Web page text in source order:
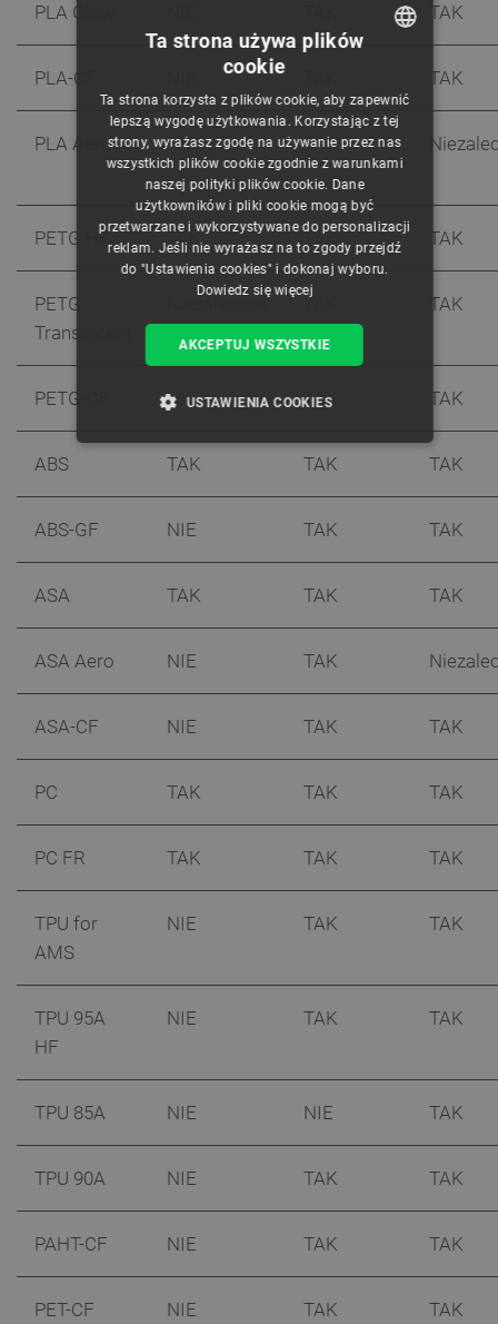
PLA Glow TAK
PLA-CF TAK
PLA Aero NIE TAK
PETG HF TAK TAK TAK
PETG
Translucent
Niezalecane TAK TAK
PETG-CF NIE TAK TAK
ABS TAK TAK TAK
ABS-GF NIE TAK TAK
ASA TAK TAK TAK
ASA Aero NIE TAK
ASA-CF NIE TAK TAK
PC TAK TAK TAK
PC FR TAK TAK TAK
TPU for
AMS
NIE TAK TAK
TPU 95A
HF
NIE TAK TAK
TPU 85A NIE NIE TAK
TPU 90A NIE TAK TAK
PAHT-CF NIE TAK TAK
PET-CF NIE TAK TAK
CZECH
ENGLISH
GERMAN
Ta strona używa plików
cookie
Ta strona korzysta z plików cookie, aby zapewnić
lepszą wygodę użytkowania. Korzystając z tej
strony, wyrażasz zgodę na używanie przez nas
wszystkich plików cookie zgodnie z warunkami
naszej polityki plików cookie. Dane
użytkowników i pliki cookie mogą być
przetwarzane i wykorzystywane do personalizacji
reklam. Jeśli nie wyrażasz na to zgody przejdź
do "Ustawienia cookies" i dokonaj wyboru.
Dowiedz się więcej
AKCEPTUJ WSZYSTKIE
USTAWIENIA COOKIES
Niezbędne Targetowanie
Funkcjonalność
Niezbędne pliki cookie umożliwiają korzystanie z
Bez niezbędnych plików cookie nie można
Domena
PrestaShop-[abcdef0123456789]{32} .botland.com.pl
_lb .botland.com.pl
VISITOR_PRIVACY_METADATA
YouTube